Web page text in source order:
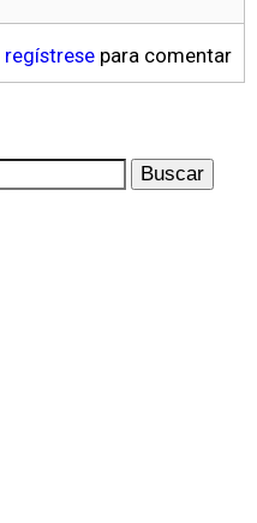
regístrese para comentar